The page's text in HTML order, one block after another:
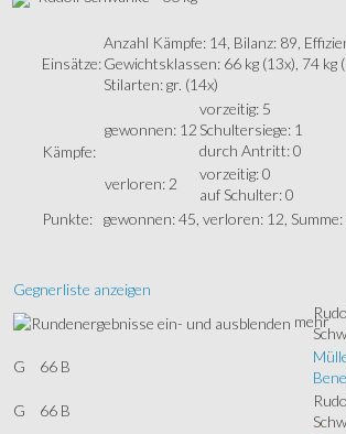
Einsätze:
Anzahl Kämpfe: 14, Bilanz: 89,
Gewichtsklassen: 66 kg (13x), 74 kg
Stilarten: gr. (14x)
Kämpfe:
gewonnen: 12
vorzeitig: 5
Schultersiege: 1
durch Antritt: 0
verloren: 2
vorzeitig: 0
auf Schulter: 0
Punkte: gewonnen: 45, verloren: 12, Summe:
Gegnerliste anzeigen
mehr
G
66 B
G 66 B